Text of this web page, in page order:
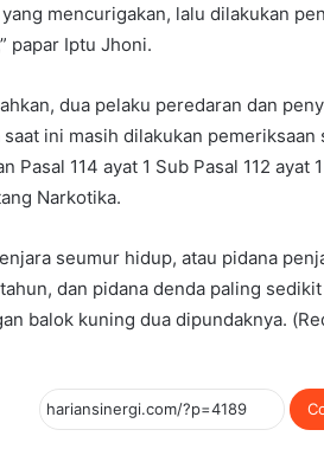
mencurigakan, lalu dilakukan
papar Iptu Jhoni.
dua pelaku peredaran dan
ini masih dilakukan
Pasal 114 ayat 1 Sub Pasal 112
Narkotika.
seumur hidup, atau pidana
dan pidana denda paling
balok kuning dua dipundaknya.